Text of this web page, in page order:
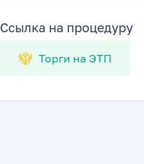
Ссылка на процедуру
Торги на ЭТП